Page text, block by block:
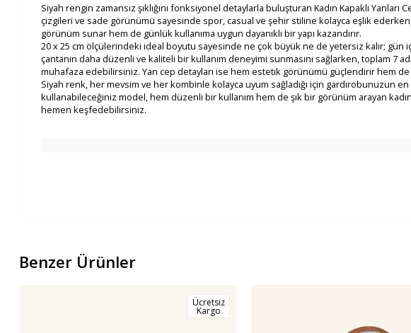
Siyah rengin zamansız şıklığını fonksiyonel detaylarla buluşturan Kadın Kapaklı
çizgileri ve sade görünümü sayesinde spor, casual ve şehir stiline kolayca eşlik ederken,
görünüm sunar hem de günlük kullanıma uygun dayanıklı bir yapı kazandırır.
20 x 25 cm ölçülerindeki ideal boyutu sayesinde ne çok büyük ne de yetersiz kalır; gün
çantanın daha düzenli ve kaliteli bir kullanım deneyimi sunmasını sağlarken, toplam 7
muhafaza edebilirsiniz. Yan cep detayları ise hem estetik görünümü güçlendirir hem de
Siyah renk, her mevsim ve her kombinle kolayca uyum sağladığı için gardırobunuzun
kullanabileceğiniz model, hem düzenli bir kullanım hem de şık bir görünüm arayan
hemen keşfedebilirsiniz.
Benzer Ürünler
Ücretsiz
Kargo